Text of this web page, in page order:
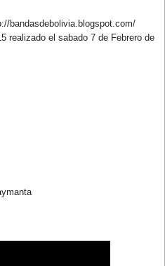
bandasdebolivia.blogspot.com/
realizado el sabado 7 de Febrero de